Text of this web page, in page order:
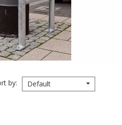
by Default